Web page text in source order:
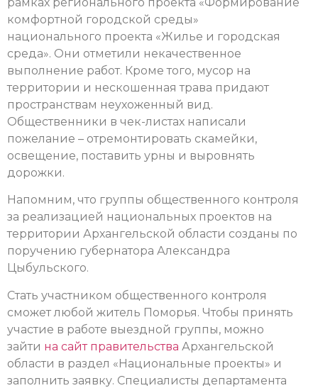
комфортной городской среды»
национального проекта «Жилье и городская
среда». Они отметили некачественное
выполнение работ. Кроме того, мусор на
территории и нескошенная трава придают
пространствам неухоженный вид.
Общественники в чек-листах написали
пожелание – отремонтировать скамейки,
освещение, поставить урны и выровнять
дорожки.
Напомним, что группы общественного контроля
за реализацией национальных проектов на
территории Архангельской области созданы по
поручению губернатора Александра
Цыбульского.
Стать участником общественного контроля
сможет любой житель Поморья. Чтобы принять
участие в работе выездной группы, можно
зайти на сайт правительства Архангельской
области в раздел «Национальные проекты» и
заполнить заявку. Специалисты департамента